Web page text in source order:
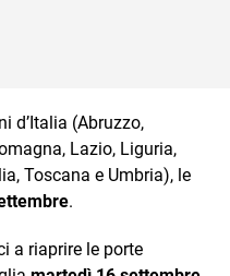
d’Italia (Abruzzo,
Lazio, Liguria,
Toscana e Umbria), le
.
a riaprire le porte